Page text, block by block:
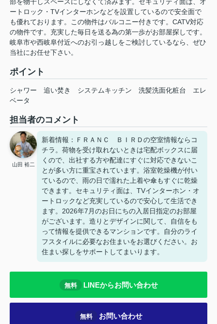
部を物干しスペースにしなくて済みます。セキュリティ面は、オ
ートロック・TVインターホンなどを設置しているので安全面で
も優れております。この物件はバルコニー付きです。CATV対応
の物件です。充実した毎日を送る為の第一歩がお部屋探しです。
岐阜市や西岐阜付近へのお引っ越しをご検討しているなら、ぜひ
当社にお任せ下さい。
ポイント
シャワー 追い焚き システムキッチン 洗髪洗面化粧台
エレ
ベータ
担当者のコメント
山田 裕二
新着情報：ＦＲＡＮＣ ＢＩＲＤの空室情報ならコ
チラ。荷物を受け取れないときは宅配ボックスに届
くので、出社する方や配達にすぐに対応できないこ
とが多い方に重宝されています。浴室乾燥機が付い
ているので、雨の日で濡れた上着や傘もすぐに乾燥
できます。セキュリティ面は、TVインターホン・オ
ートロックなど充実しているので安心して生活でき
ます。2026年7月のお日にちの入居日指定のお部屋
がございます。造りとデザインに関して、自信をも
って情報を提供できるマンションです。自分のライ
フスタイルに必要なお住まいをお選びください。お
住まい探しをサポートしてまいります。
無料 LINEからお問い合わせ
無料 お問い合わせ